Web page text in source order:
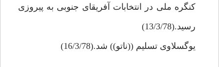
كنگره ملى در انتخابات آفريقاى جنوبى به پيروزى
رسيد.(13/3/78)
يوگسلاوى تسليم ((ناتو)) شد.(16/3/78)